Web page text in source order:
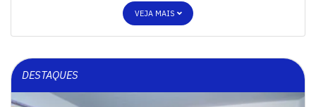
VEJA MAIS
DESTAQUES